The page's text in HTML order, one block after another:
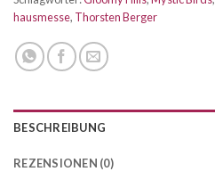
hausmesse, Thorsten Berger
BESCHREIBUNG
REZENSIONEN (0)